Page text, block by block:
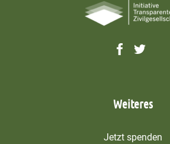
Weiteres
Jetzt spenden